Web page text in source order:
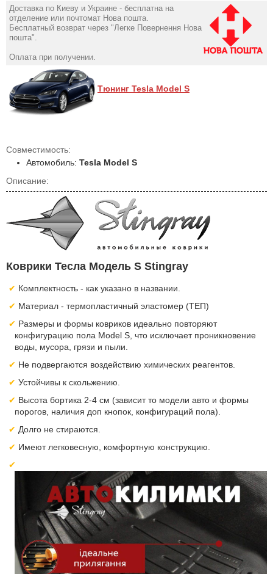
Доставка по Киеву и Украине - бесплатна на
отделение или почтомат Нова пошта.
Бесплатный возврат через "Легке Повернення Нова
пошта".
Оплата при получении.
Тюнинг Tesla Model S
Совместимость:
Автомобиль: Tesla Model S
Описание:
Коврики Тесла Модель S Stingray
Комплектность - как указано в названии.
Материал - термопластичный эластомер (ТЕП)
Размеры и формы ковриков идеально повторяют
конфигурацию пола Model S, что исключает проникновение
воды, мусора, грязи и пыли.
Не подвергаются воздействию химических реагентов.
Устойчивы к скольжению.
Высота бортика 2-4 см (зависит то модели авто и формы
порогов, наличия доп кнопок, конфигураций пола).
Долго не стираются.
Имеют легковесную, комфортную конструкцию.